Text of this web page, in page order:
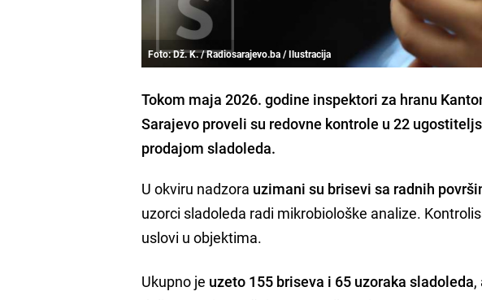
Foto: Dž. K. / Radiosarajevo.ba / Ilustracija
Tokom maja 2026. godine inspektori za hranu
Sarajevo proveli su redovne kontrole u 22
prodajom sladoleda.
U okviru nadzora uzimani su brisevi sa radnih
uzorci sladoleda radi mikrobiološke analize.
uslovi u objektima.
Ukupno je uzeto 155 briseva i 65 uzoraka sladoleda,